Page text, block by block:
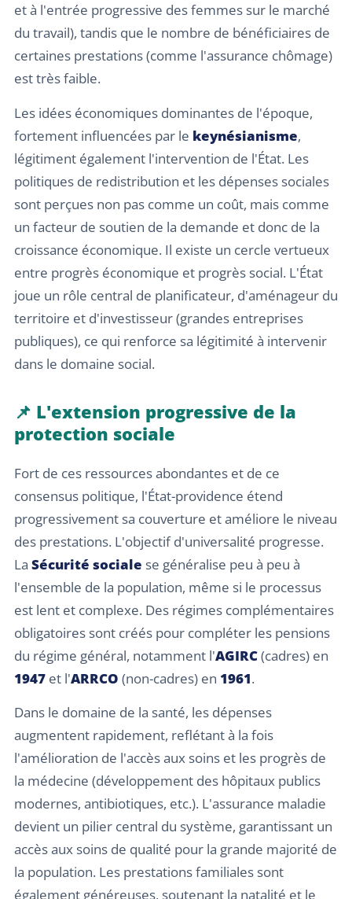
et à l'entrée progressive des femmes sur le marché
du travail), tandis que le nombre de bénéficiaires de
certaines prestations (comme l'assurance chômage)
est très faible.
Les idées économiques dominantes de l'époque,
fortement influencées par le keynésianisme,
légitiment également l'intervention de l'État. Les
politiques de redistribution et les dépenses sociales
sont perçues non pas comme un coût, mais comme
un facteur de soutien de la demande et donc de la
croissance économique. Il existe un cercle vertueux
entre progrès économique et progrès social. L'État
joue un rôle central de planificateur, d'aménageur du
territoire et d'investisseur (grandes entreprises
publiques), ce qui renforce sa légitimité à intervenir
dans le domaine social.
📌 L'extension progressive de la
protection sociale
Fort de ces ressources abondantes et de ce
consensus politique, l'État-providence étend
progressivement sa couverture et améliore le niveau
des prestations. L'objectif d'universalité progresse.
La Sécurité sociale se généralise peu à peu à
l'ensemble de la population, même si le processus
est lent et complexe. Des régimes complémentaires
obligatoires sont créés pour compléter les pensions
du régime général, notamment l'AGIRC(cadres) en
1947 et l'ARRCO (non-cadres) en 1961.
Dans le domaine de la santé, les dépenses
augmentent rapidement, reflétant à la fois
l'amélioration de l'accès aux soins et les progrès de
la médecine (développement des hôpitaux publics
modernes, antibiotiques, etc.). L'assurance maladie
devient un pilier central du système, garantissant un
accès aux soins de qualité pour la grande majorité de
la population. Les prestations familiales sont
également généreuses, soutenant la natalité et le